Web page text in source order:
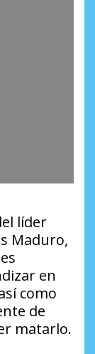
líder
Maduro,
en
como
de
matarlo.